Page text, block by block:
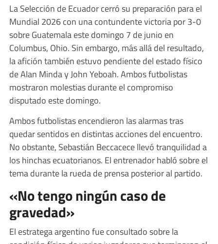
La Selección de Ecuador cerró su preparación para el
Mundial 2026 con una contundente victoria por 3-0
sobre Guatemala este domingo 7 de junio en
Columbus, Ohio. Sin embargo, más allá del resultado,
la afición también estuvo pendiente del estado físico
de Alan Minda y John Yeboah. Ambos futbolistas
mostraron molestias durante el compromiso
disputado este domingo.
Ambos futbolistas encendieron las alarmas tras
quedar sentidos en distintas acciones del encuentro.
No obstante, Sebastián Beccacece llevó tranquilidad a
los hinchas ecuatorianos. El entrenador habló sobre el
tema durante la rueda de prensa posterior al partido.
«No tengo ningún caso de
gravedad»
El estratega argentino fue consultado sobre la